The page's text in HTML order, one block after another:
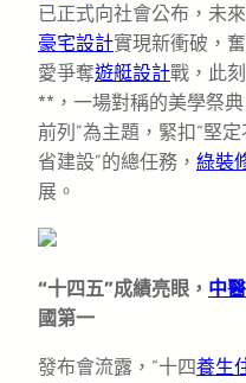
已正式向社會公布，未
豪宅設計實現新衝破，
愛爭奪遊艇設計戰，此
**，一場對稱的美學祭
前列”為主題，緊扣“堅
省建設”的總任務， 綠裝
展。
“十四五”成績亮眼， 中
國第一
發布會流露，“十四養生